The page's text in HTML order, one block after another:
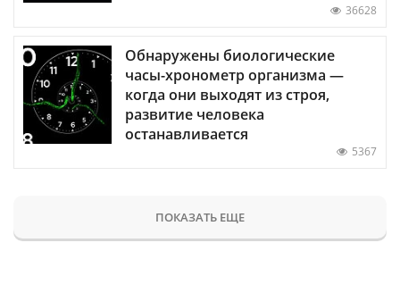
36628
Обнаружены биологические
часы-хронометр организма —
когда они выходят из строя,
развитие человека
останавливается
5367
ПОКАЗАТЬ ЕЩЕ